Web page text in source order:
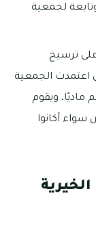
لجمعية
على ترسيخ
اعتمدت الجمعية
ماديًا، ويقوم
أكانوا